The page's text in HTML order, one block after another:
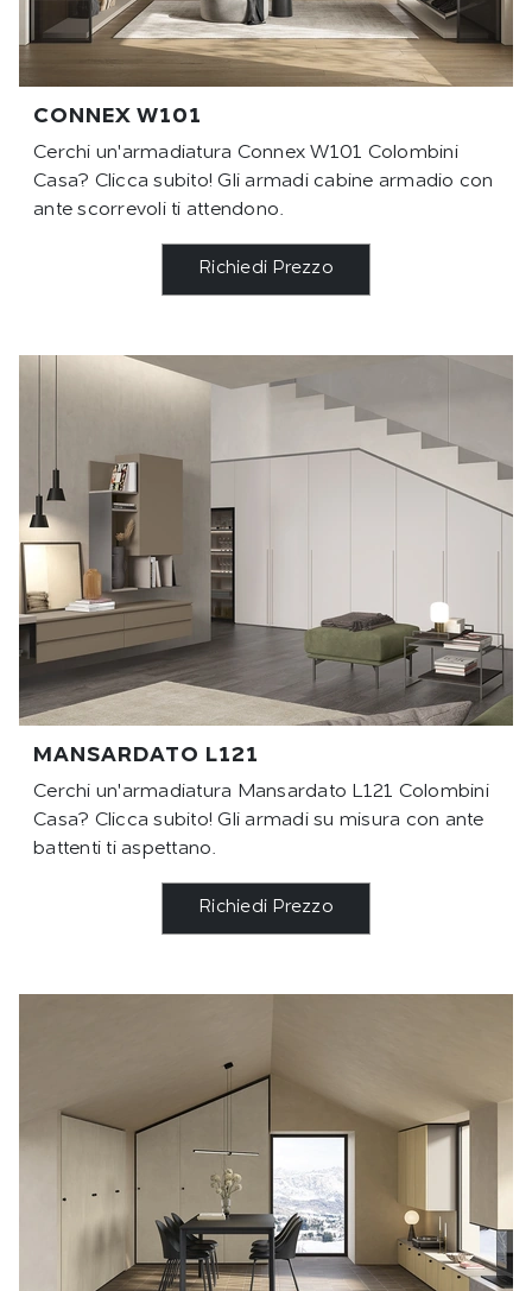
CONNEX W101
Cerchi un'armadiatura Connex W101 Colombini
Casa? Clicca subito! Gli armadi cabine armadio con
ante scorrevoli ti attendono.
Richiedi Prezzo
MANSARDATO L121
Cerchi un'armadiatura Mansardato L121 Colombini
Casa? Clicca subito! Gli armadi su misura con ante
battenti ti aspettano.
Richiedi Prezzo